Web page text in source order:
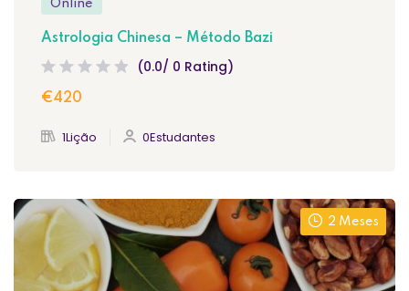
Online
Astrologia Chinesa – Método Bazi
(0.0/ 0 Rating)
€420
1Lição 0Estudantes
2 Meses